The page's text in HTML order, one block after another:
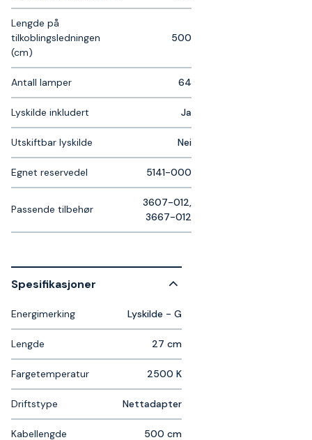
Lengde på
tilkoblingsledningen
(cm)
500
Antall lamper 64
Lyskilde inkludert Ja
Utskiftbar lyskilde Nei
Egnet reservedel 5141-000
Passende tilbehør
3607-012,
3667-012
Spesifikasjoner
Energimerking Lyskilde - G
Lengde 27 cm
Fargetemperatur 2500 K
Driftstype Nettadapter
Kabellengde 500 cm